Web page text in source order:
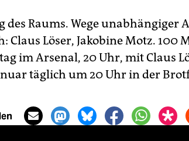
des Raums. Wege
Claus Löser, Jakobine Motz. 100
im Arsenal, 20 Uhr, mit Claus
täglich um 20 Uhr in der